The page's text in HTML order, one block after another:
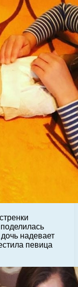
надевает
певица